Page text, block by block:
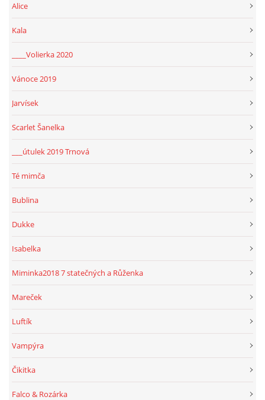
Alice
Kala
____Volierka 2020
Vánoce 2019
Jarvísek
Scarlet Šanelka
___útulek 2019 Trnová
Té mimča
Bublina
Dukke
Isabelka
Miminka2018 7 statečných a Růženka
Mareček
Luftík
Vampýra
Čikitka
Falco & Rozárka